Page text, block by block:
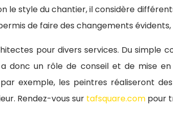
le style du chantier, il considère
de faire des changements
pour divers services. Du simple
donc un rôle de conseil et de mise
exemple, les peintres réaliseront
Rendez-vous sur tafsquare.com pour